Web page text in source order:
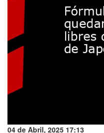
04 de Abril, 2025 17:13